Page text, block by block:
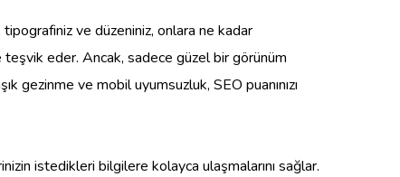
ve düzeniniz, onlara ne kadar
teşvik eder. Ancak, sadece güzel bir görünüm
gezinme ve mobil uyumsuzluk, SEO puanınızı
istedikleri bilgilere kolayca ulaşmalarını sağlar.